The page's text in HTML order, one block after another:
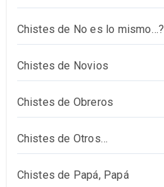
Chistes de No es lo mismo…?
Chistes de Novios
Chistes de Obreros
Chistes de Otros…
Chistes de Papá, Papá